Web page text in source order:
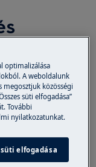
ki a
az
nehéz
optimalizálása
A weboldalunk
közösségi
süti elfogadása”
További
nyilatkozatunkat.
elfogadása